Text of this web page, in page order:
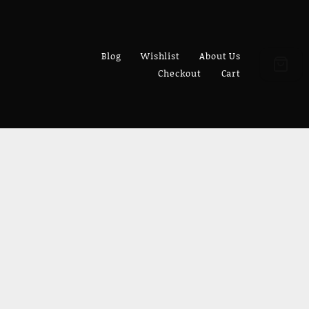
Blog Wishlist
About Us
Checkout
Cart